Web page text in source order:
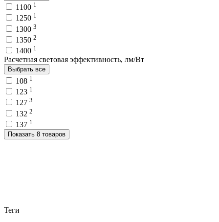
1100 1
1250 1
1300 3
1350 2
1400 1
Расчетная световая эффективность, лм/Вт
Выбрать все
108 1
123 1
127 3
132 2
137 1
Показать 8 товаров
Теги